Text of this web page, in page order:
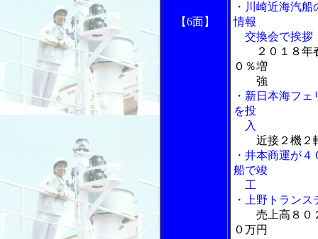
【6面】
・川崎近海汽
情報
交換会で挨拶
２０１８
０％増
強
・新日本海フ
を投
入
近接２機２
・井本商運が
船で竣
工
・上野トラン
売上高８０
０万円